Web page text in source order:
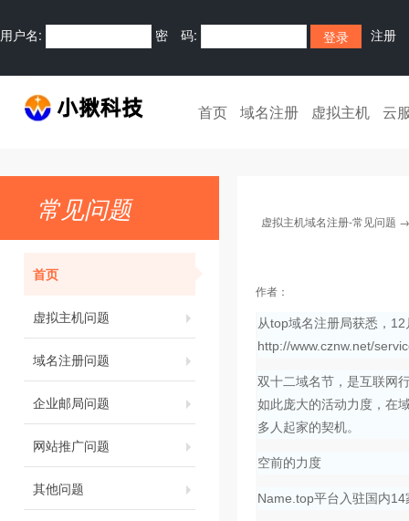
用户名: 密 码: 注册
首页 域名注册 虚拟主机 云
常见问题
首页
虚拟主机问题
域名注册问题
企业邮局问题
网站推广问题
其他问题
虚拟主机域名注册-常见问题
作者：
从top域名注册局获悉，
http://www.cznw.net/
双十二域名节，是互联网
如此庞大的活动力度，在
多人起家的契机。
空前的力度
Name.top平台入驻国内